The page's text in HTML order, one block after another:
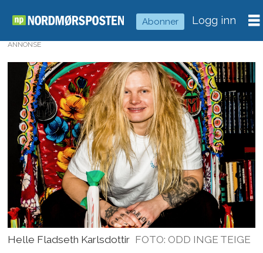
Abonner Logg inn
ANNONSE
Helle Fladseth Karlsdottir FOTO: ODD INGE TEIGE